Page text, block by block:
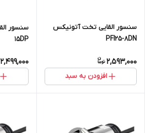
سنسور القایی تخت آتونیکس
PFI25-8DN
2,593,000
افزودن به سبد
15DP
2,499,000